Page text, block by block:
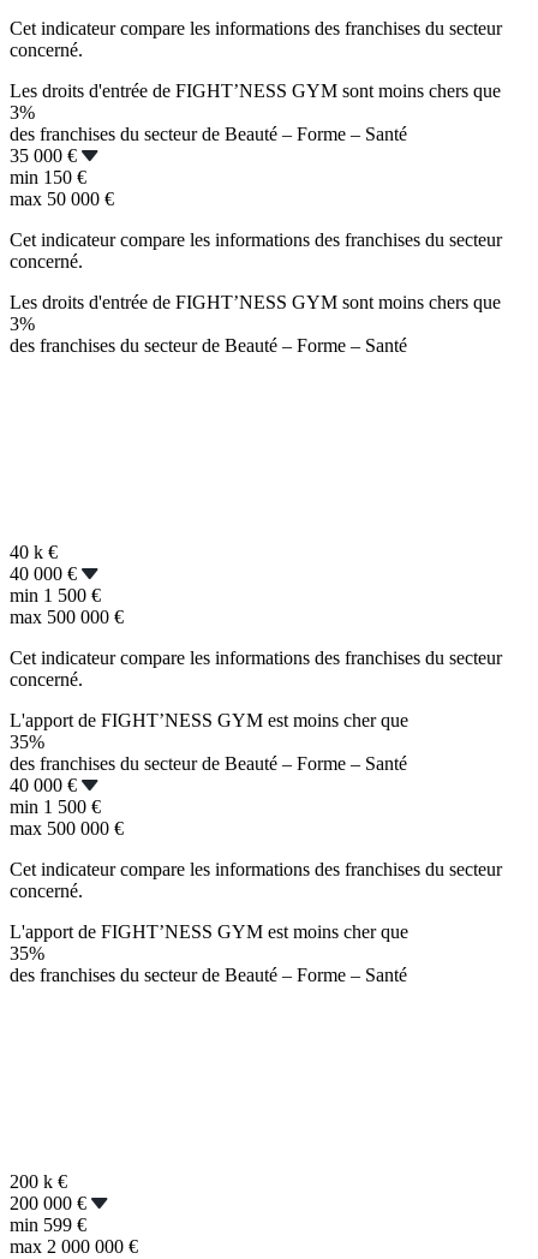
Cet indicateur compare les informations des franchises du secteur
concerné.
Les droits d'entrée de FIGHT’NESS GYM sont moins chers que
3%
des franchises du secteur de Beauté – Forme – Santé
35 000 €
min 150 €
max 50 000 €
Cet indicateur compare les informations des franchises du secteur
concerné.
Les droits d'entrée de FIGHT’NESS GYM sont moins chers que
3%
des franchises du secteur de Beauté – Forme – Santé
40 k €
40 000 €
min 1 500 €
max 500 000 €
Cet indicateur compare les informations des franchises du secteur
concerné.
L'apport de FIGHT’NESS GYM est moins cher que
35%
des franchises du secteur de Beauté – Forme – Santé
40 000 €
min 1 500 €
max 500 000 €
Cet indicateur compare les informations des franchises du secteur
concerné.
L'apport de FIGHT’NESS GYM est moins cher que
35%
des franchises du secteur de Beauté – Forme – Santé
200 k €
200 000 €
min 599 €
max 2 000 000 €